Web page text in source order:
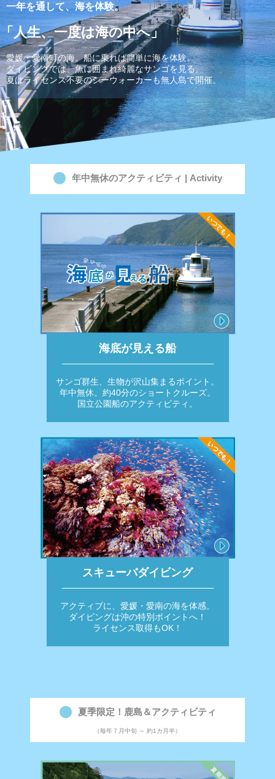
一年を通して、海を体験。
「人生、一度は海の中へ」
愛媛・愛南町の海。船に乗れば簡単に海を体験。
ダイビングでは、魚に囲まれ綺麗なサンゴを見る。
夏はライセンス不要のシーウォーカーも無人島で開催。
年中無休のアクティビティ | Activity
海底が見える船
サンゴ群生、生物が沢山集まるポイント。
年中無休。約40分のショートクルーズ。
国立公園船のアクティビティ。
スキューバダイビング
アクティブに、愛媛・愛南の海を体感。
ダイビングは沖の特別ポイントへ！
ライセンス取得もOK！
夏季限定！鹿島＆アクティビティ
（毎年７月中旬 ～ 約1カ月半）